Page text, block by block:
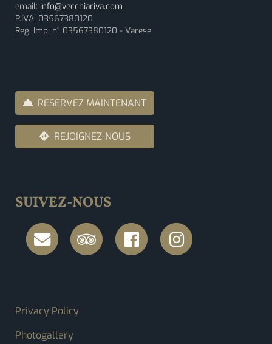
email: info@vecchiariva.com
P.IVA: 03567380120
Reg. Imp. n° 03567380120 - Varese
RESERVEZ MAINTENANT
REJOIGNEZ-NOUS
SUIVEZ-NOUS
FOOTER MENU
Privacy Policy
Photogallery